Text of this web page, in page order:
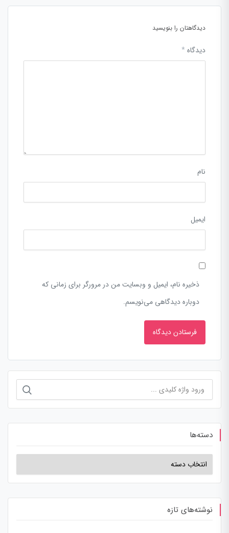
دیدگاهتان را بنویسید
دیدگاه *
نام
ایمیل
ذخیره نام، ایمیل و وبسایت من در مرورگر برای زمانی که
دوباره دیدگاهی می‌نویسم.
دسته‌ها
نوشته‌های تازه